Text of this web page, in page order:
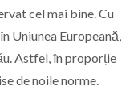
cel mai bine. Cu
Uniunea Europeană,
Astfel, în proporție
de noile norme.